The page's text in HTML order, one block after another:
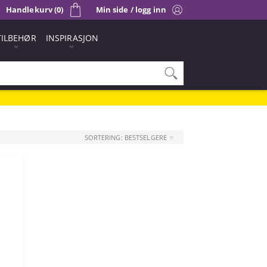
Min side / logg inn
Handlekurv (0)
INSPIRASJON
SORTERING: BESTSELGERE